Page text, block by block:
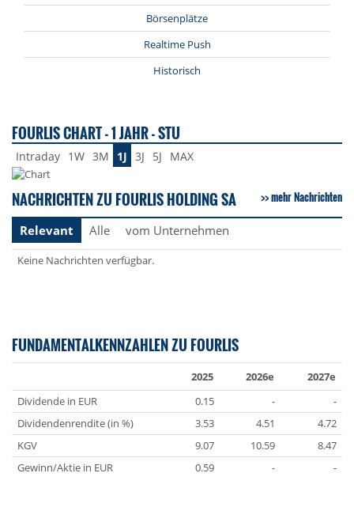
Börsenplätze
Realtime Push
Historisch
FOURLIS CHART - 1 JAHR - STU
Intraday 1W 3M 1J 3J 5J MAX
NACHRICHTEN ZU FOURLIS HOLDING SA mehr Nachrichten
Relevant Alle vom Unternehmen
Keine Nachrichten verfügbar.
FUNDAMENTALKENNZAHLEN ZU FOURLIS
2025 2026e
2027e
Dividende in EUR
0.15 -
-
Dividendenrendite (in %)
3.53 4.51
4.72
KGV
9.07 10.59
8.47
Gewinn/Aktie in EUR
0.59 - -